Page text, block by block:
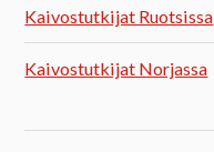
Kaivostutkijat Ruotsissa
Kaivostutkijat Norjassa